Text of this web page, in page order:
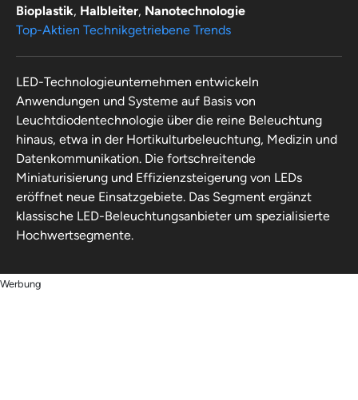
Bioplastik, Halbleiter, Nanotechnologie
Top-Aktien Technikgetriebene Trends
LED-Technologieunternehmen entwickeln
Anwendungen und Systeme auf Basis von
Leuchtdiodentechnologie über die reine Beleuchtung
hinaus, etwa in der Hortikulturbeleuchtung, Medizin und
Datenkommunikation. Die fortschreitende
Miniaturisierung und Effizienzsteigerung von LEDs
eröffnet neue Einsatzgebiete. Das Segment ergänzt
klassische LED-Beleuchtungsanbieter um spezialisierte
Hochwertsegmente.
Werbung